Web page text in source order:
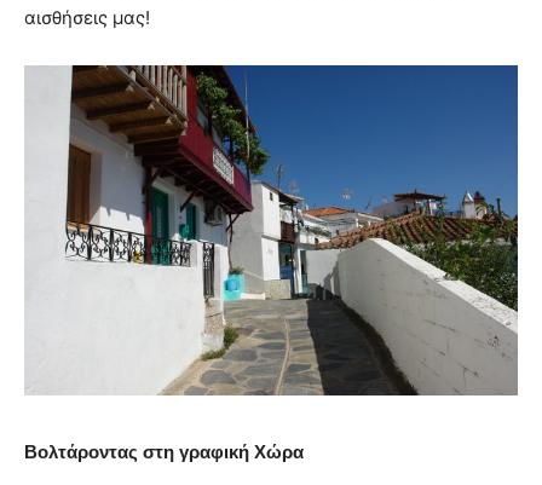
αισθήσεις μας!
Βολτάροντας στη γραφική Χώρα